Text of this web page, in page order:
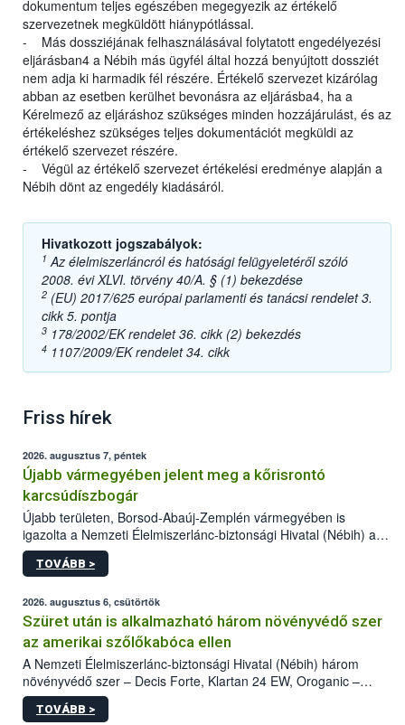
dokumentum teljes egészében megegyezik az értékelő
szervezetnek megküldött hiánypótlással.
- Más dossziéjának felhasználásával folytatott engedélyezési
eljárásban4 a Nébih más ügyfél által hozzá benyújtott dossziét
nem adja ki harmadik fél részére. Értékelő szervezet kizárólag
abban az esetben kerülhet bevonásra az eljárásba4, ha a
Kérelmező az eljáráshoz szükséges minden hozzájárulást, és az
értékeléshez szükséges teljes dokumentációt megküldi az
értékelő szervezet részére.
- Végül az értékelő szervezet értékelési eredménye alapján a
Nébih dönt az engedély kiadásáról.
Hivatkozott jogszabályok:
1 Az élelmiszerláncról és hatósági felügyeletéről szóló
2008. évi XLVI. törvény 40/A. § (1) bekezdése
2 (EU) 2017/625 európai parlamenti és tanácsi rendelet 3.
cikk 5. pontja
3 178/2002/EK rendelet 36. cikk (2) bekezdés
4 1107/2009/EK rendelet 34. cikk
Friss hírek
2026. augusztus 7, péntek
Újabb vármegyében jelent meg a kőrisrontó
karcsúdíszbogár
Újabb területen, Borsod-Abaúj-Zemplén vármegyében is
igazolta a Nemzeti Élelmiszerlánc-biztonsági Hivatal (Nébih) a
kőrisrontó karcsúdíszbogár (Agrilus planipennis) jelenlétét. A
kártevőt nem csak színcsapdában találták meg, de már fertőzött
az intenzív felderítést, emellett az intézkedéseket a szlovák
hatósággal is összehangolják a terjedés megállítása érdekében.
TOVÁBB >
2026. augusztus 6, csütörtök
Szüret után is alkalmazható három növényvédő szer
az amerikai szőlőkabóca ellen
A Nemzeti Élelmiszerlánc-biztonsági Hivatal (Nébih) három
növényvédő szer – Decis Forte, Klartan 24 EW, Oroganic –
engedélyokiratát módosította, így azok a szüretet követően,
egészen a vesszőérettség (BBCH 91) stádiumáig
TOVÁBB >